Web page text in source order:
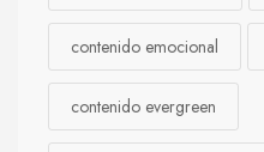
contenido emocional
contenido evergreen